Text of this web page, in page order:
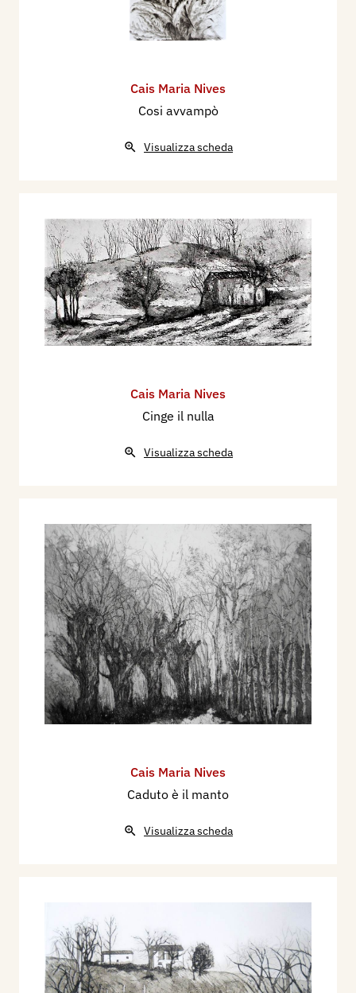
Cais Maria Nives
Cosi avvampò
Visualizza scheda
Cais Maria Nives
Cinge il nulla
Visualizza scheda
Cais Maria Nives
Caduto è il manto
Visualizza scheda